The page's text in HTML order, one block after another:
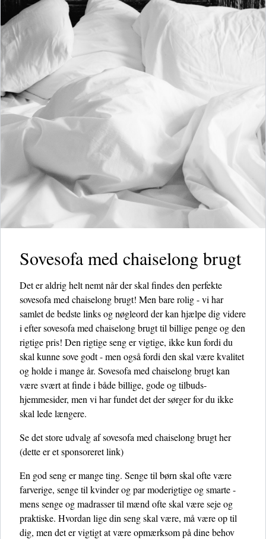
Sovesofa med chaiselong brugt
Det er aldrig helt nemt når der skal findes den perfekte
sovesofa med chaiselong brugt! Men bare rolig - vi har
samlet de bedste links og nøgleord der kan hjælpe dig videre
i efter sovesofa med chaiselong brugt til billige penge og den
rigtige pris! Den rigtige seng er vigtige, ikke kun fordi du
skal kunne sove godt - men også fordi den skal være kvalitet
og holde i mange år. Sovesofa med chaiselong brugt kan
være svært at finde i både billige, gode og tilbuds-
hjemmesider, men vi har fundet det der sørger for du ikke
skal lede længere.
Se det store udvalg af sovesofa med chaiselong brugt her
(dette er et sponsoreret link)
En god seng er mange ting. Senge til børn skal ofte være
farverige, senge til kvinder og par moderigtige og smarte -
mens senge og madrasser til mænd ofte skal være seje og
praktiske. Hvordan lige din seng skal være, må være op til
dig, men det er vigtigt at være opmærksom på dine behov